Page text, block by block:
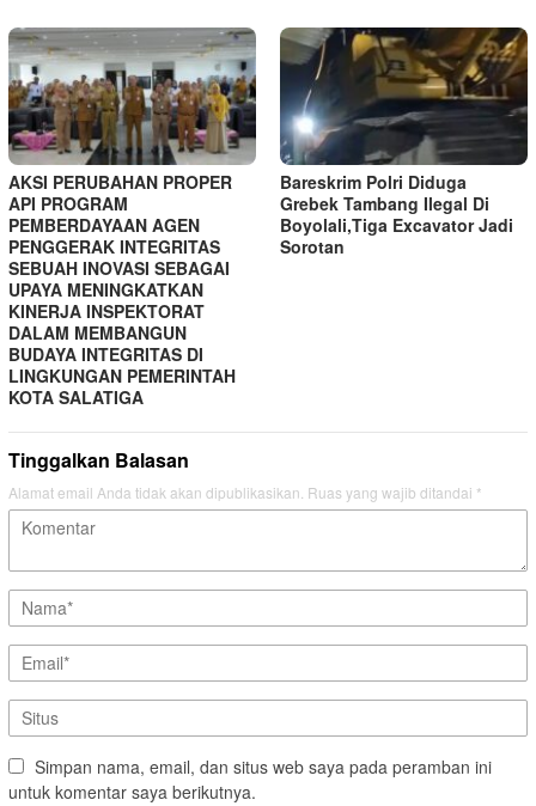
AKSI PERUBAHAN PROPER
API PROGRAM
PEMBERDAYAAN AGEN
PENGGERAK INTEGRITAS
SEBUAH INOVASI SEBAGAI
UPAYA MENINGKATKAN
KINERJA INSPEKTORAT
DALAM MEMBANGUN
BUDAYA INTEGRITAS DI
LINGKUNGAN PEMERINTAH
KOTA SALATIGA
Bareskrim Polri Diduga
Grebek Tambang Ilegal Di
Boyolali,Tiga Excavator Jadi
Sorotan
Tinggalkan Balasan
Alamat email Anda tidak akan dipublikasikan. Ruas yang wajib ditandai *
Simpan nama, email, dan situs web saya pada peramban ini
untuk komentar saya berikutnya.